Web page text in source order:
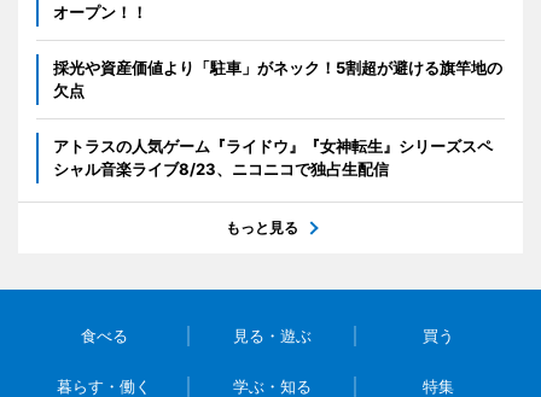
オープン！！
採光や資産価値より「駐車」がネック！5割超が避ける旗竿地の
欠点
アトラスの人気ゲーム『ライドウ』『女神転生』シリーズスペ
シャル音楽ライブ8/23、ニコニコで独占生配信
もっと見る
食べる 見る・遊ぶ 買う
暮らす・働く 学ぶ・知る 特集